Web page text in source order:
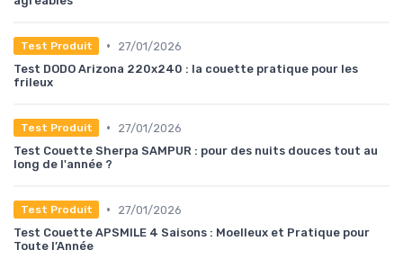
Test Produit •
27/01/2026
Test DODO Arizona 220x240 : la couette pratique pour les
frileux
Test Produit •
27/01/2026
Test Couette Sherpa SAMPUR : pour des nuits douces tout au
long de l'année ?
Test Produit •
27/01/2026
Test Couette APSMILE 4 Saisons : Moelleux et Pratique pour
Toute l’Année